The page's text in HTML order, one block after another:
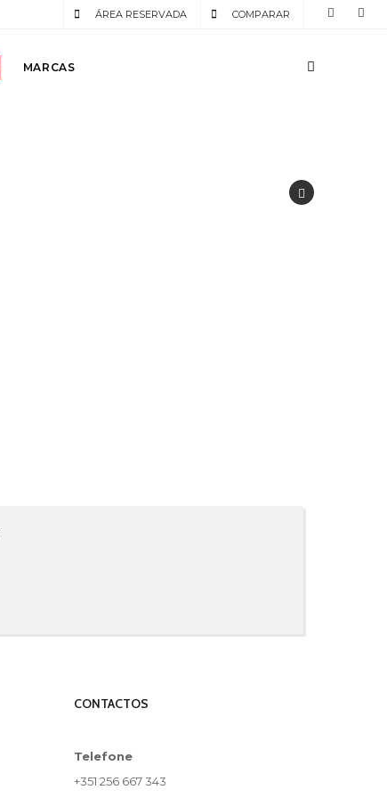
COMPARAR
ÁREA RESERVADA
MARCAS
CONTACTOS
Telefone
+351 256 667 343